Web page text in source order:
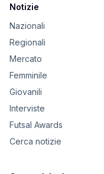
Notizie
Nazionali
Regionali
Mercato
Femminile
Giovanili
Interviste
Futsal Awards
Cerca notizie